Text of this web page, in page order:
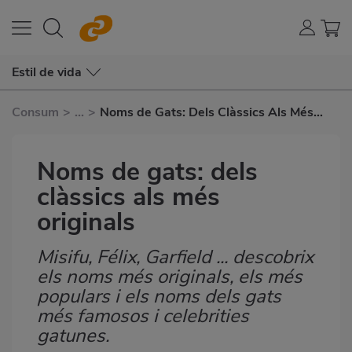
Estil de vida
Consum > ... > Noms de Gats: Dels Clàssics Als Més
Noms de gats: dels
clàssics als més
originals
Subtítulo
Misifu, Félix, Garfield ... descobrix
els noms més originals, els més
populars i els noms dels gats
més famosos i celebrities
gatunes.